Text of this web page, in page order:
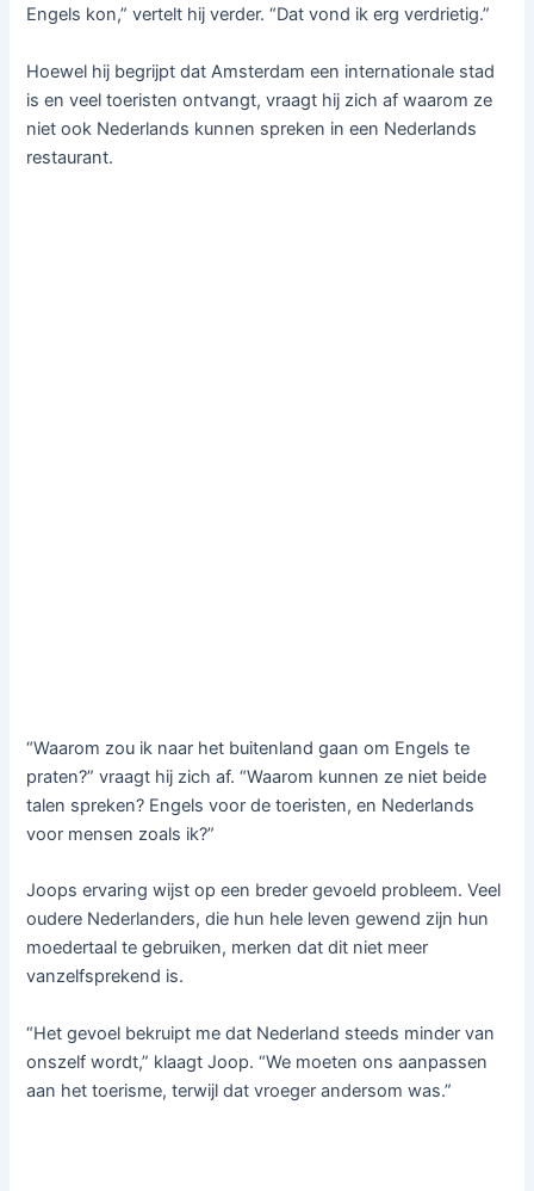
Engels kon,” vertelt hij verder. “Dat vond ik erg verdrietig.”
Hoewel hij begrijpt dat Amsterdam een internationale stad
is en veel toeristen ontvangt, vraagt hij zich af waarom ze
niet ook Nederlands kunnen spreken in een Nederlands
restaurant.
“Waarom zou ik naar het buitenland gaan om Engels te
praten?” vraagt hij zich af. “Waarom kunnen ze niet beide
talen spreken? Engels voor de toeristen, en Nederlands
voor mensen zoals ik?”
Joops ervaring wijst op een breder gevoeld probleem. Veel
oudere Nederlanders, die hun hele leven gewend zijn hun
moedertaal te gebruiken, merken dat dit niet meer
vanzelfsprekend is.
“Het gevoel bekruipt me dat Nederland steeds minder van
onszelf wordt,” klaagt Joop. “We moeten ons aanpassen
aan het toerisme, terwijl dat vroeger andersom was.”